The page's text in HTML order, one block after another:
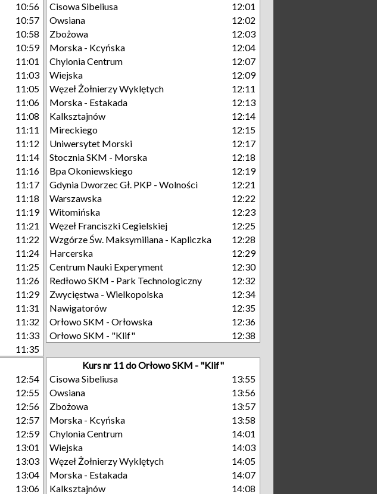
10:56
10:57
10:58
10:59
11:01
11:03
11:05
11:06
11:08
11:11
11:12
11:14
11:16
11:17
11:18
11:19
11:21
11:22
11:24
11:25
11:26
11:29
11:31
11:32
11:33
11:35
Cisowa Sibeliusa
12:01
Owsiana
12:02
Zbożowa
12:03
Morska - Kcyńska
12:04
Chylonia Centrum
12:07
Wiejska
12:09
Węzeł Żołnierzy Wyklętych
12:11
Morska - Estakada
12:13
Kalksztajnów
12:14
Mireckiego
12:15
Uniwersytet Morski
12:17
Stocznia SKM - Morska
12:18
Bpa Okoniewskiego
12:19
Gdynia Dworzec Gł. PKP - Wolności
12:21
Warszawska
12:22
Witomińska
12:23
Węzeł Franciszki Cegielskiej
12:25
Wzgórze Św. Maksymiliana - Kapliczka
12:28
Harcerska
12:29
Centrum Nauki Experyment
12:30
Redłowo SKM - Park Technologiczny
12:32
Zwycięstwa - Wielkopolska
12:34
Nawigatorów
12:35
Orłowo SKM - Orłowska
12:36
Orłowo SKM - "Klif"
12:38
12:54
12:55
12:56
12:57
12:59
13:01
13:03
13:04
13:06
Kurs nr 11 do Orłowo SKM - "Klif"
Cisowa Sibeliusa
13:55
Owsiana
13:56
Zbożowa
13:57
Morska - Kcyńska
13:58
Chylonia Centrum
14:01
Wiejska
14:03
Węzeł Żołnierzy Wyklętych
14:05
Morska - Estakada
14:07
Kalksztajnów
14:08